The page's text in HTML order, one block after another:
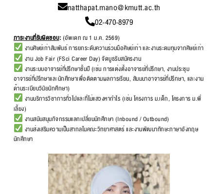
natthapat.mano@kmutt.ac.th
02-470-8979
ภาระงานที่รับผิดชอบ: (อัพเดท ณ 1 ม.ค. 2569)
งานศิษย์เก่าสัมพันธ์ การยกระดับความร่วมมือศิษย์เก่า และงานระดมทุนจากศิษย์เก่า
งาน Job Fair (FSci Career Day) จัดบูธรับสมัครงาน
งานระบบอาจารย์ที่ปรึกษาชั้นปี (เช่น การแต่งตั้งอาจารย์ที่ปรึกษา, งานประชุม
อาจารย์ที่ปรึกษาและนักศึกษาเพื่อติดตามผลการเรียน, สัมมนาอาจารย์ที่ปรึกษา, และงาน
ด้านระเบียบวินัยนักศึกษา)
งานบริการวิชาการทั่วไปและที่ไม่แสวงหากำไร (เช่น โครงการ ม.เด็ก, โครงการ ม.พี่
เลี้ยง)
งานสนับสนุนกิจกรรมแลกเปลี่ยนนักศึกษา (Inbound / Outbound)
งานส่งเสริมความเป็นสากลในคณะวิทยาศาสตร์ และงานพัฒนาทักษะภาษาอังกฤษ
นักศึกษา